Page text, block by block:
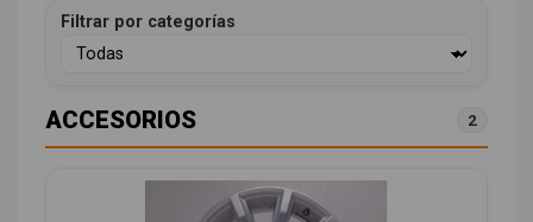
Filtrar por categorías
ACCESORIOS 2